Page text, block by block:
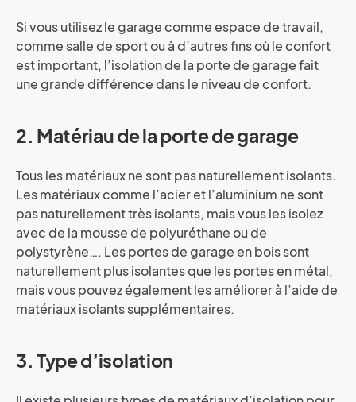
Si vous utilisez le garage comme espace de travail,
comme salle de sport ou à d’autres fins où le confort
est important, l’isolation de la porte de garage fait
une grande différence dans le niveau de confort.
2. Matériau de la porte de garage
Tous les matériaux ne sont pas naturellement isolants.
Les matériaux comme l’acier et l’aluminium ne sont
pas naturellement très isolants, mais vous les isolez
avec de la mousse de polyuréthane ou de
polystyrène…. Les portes de garage en bois sont
naturellement plus isolantes que les portes en métal,
mais vous pouvez également les améliorer à l’aide de
matériaux isolants supplémentaires.
3. Type d’isolation